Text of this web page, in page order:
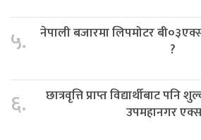
५.
नेपाली बजारमा लिपमोटर
?
६.
छात्रवृत्ति प्राप्त विद्यार्थीबाट
उपमहानगर